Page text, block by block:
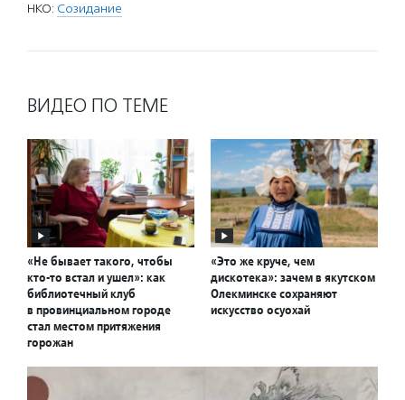
НКО: Созидание
ВИДЕО ПО ТЕМЕ
«Не бывает такого, чтобы
кто-то встал и ушел»: как
библиотечный клуб
в провинциальном городе
стал местом притяжения
горожан
«Это же круче, чем
дискотека»: зачем в якутском
Олекминске сохраняют
искусство осуохай